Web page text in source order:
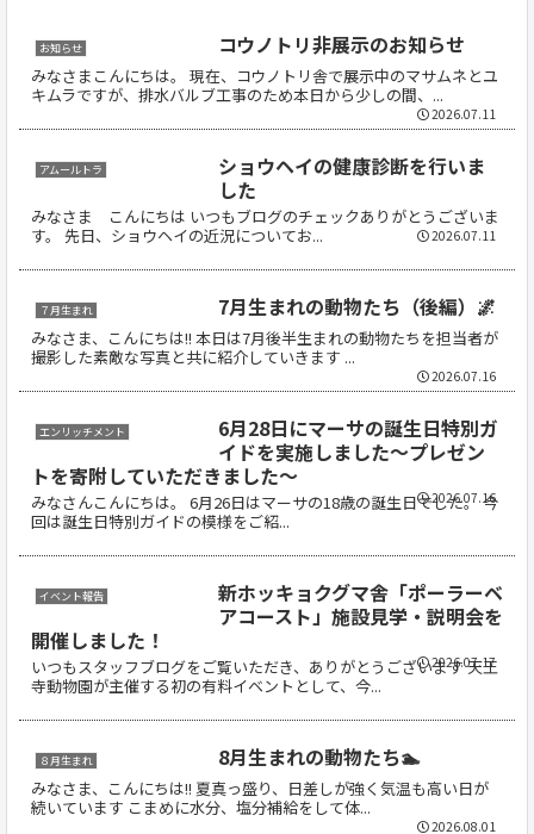
お知らせ コウノトリ非展示のお知らせ
みなさまこんにちは。 現在、コウノトリ舎で展示中のマサムネとユ
キムラですが、排水バルブ工事のため本日から少しの間、...
2026.07.11
アムールトラ
ショウヘイの健康診断を行いま
した
みなさま こんにちは いつもブログのチェックありがとうございま
す。 先日、ショウヘイの近況についてお...
2026.07.11
７月生まれ 7月生まれの動物たち（後編）🌌
みなさま、こんにちは!! 本日は7月後半生まれの動物たちを担当者が
撮影した素敵な写真と共に紹介していきます ...
2026.07.16
エンリッチメント
6月28日にマーサの誕生日特別ガ
イドを実施しました～プレゼン
トを寄附していただきました～
みなさんこんにちは。 6月26日はマーサの18歳の誕生日でした。 今
回は誕生日特別ガイドの模様をご紹...
2026.07.16
イベント報告
新ホッキョクグマ舎「ポーラーベ
アコースト」施設見学・説明会を
開催しました！
いつもスタッフブログをご覧いただき、ありがとうございます 天王
寺動物園が主催する初の有料イベントとして、今...
2026.07.17
８月生まれ 8月生まれの動物たち🏊
みなさま、こんにちは!! 夏真っ盛り、日差しが強く気温も高い日が
続いています こまめに水分、塩分補給をして体...
2026.08.01